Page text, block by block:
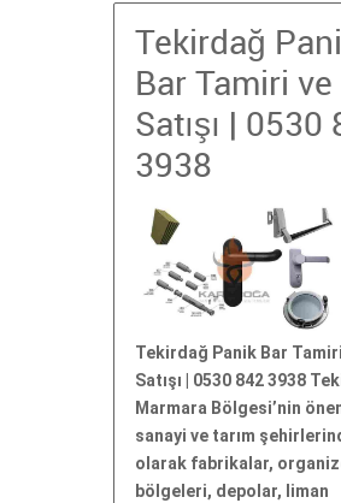
Tekirdağ
Bar Tamiri ve
Satışı | 0530
3938
Tekirdağ Panik Bar
Satışı | 0530 842 3938
Marmara Bölgesi’nin
sanayi ve tarım
olarak fabrikalar,
bölgeleri, depolar, liman